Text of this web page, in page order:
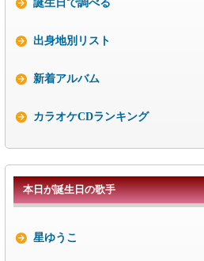
誕生日で調べる
出身地別リスト
新着アルバム
カラオケCDランキング
本日が誕生日の歌手
星ゆうこ